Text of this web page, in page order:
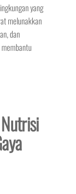
yang
melunakkan
dan